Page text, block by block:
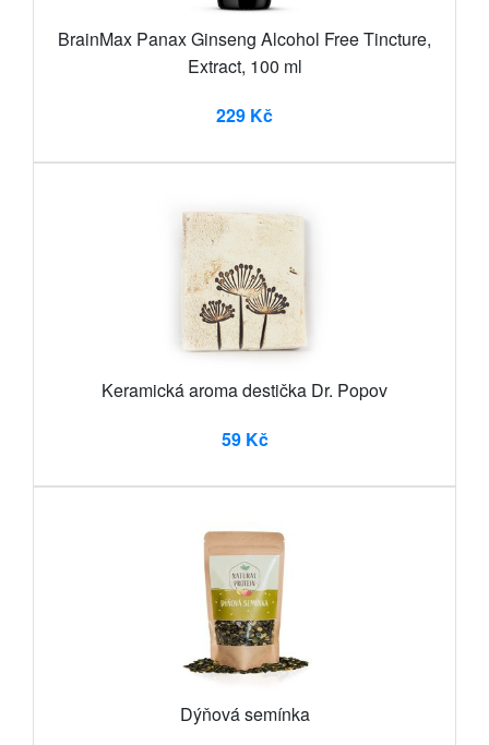
BrainMax Panax Ginseng Alcohol Free Tincture,
Extract, 100 ml
229 Kč
Keramická aroma destička Dr. Popov
59 Kč
Dýňová semínka